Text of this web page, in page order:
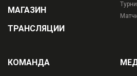
МАГАЗИН
ТРАНСЛЯЦИИ
КОМАНДА